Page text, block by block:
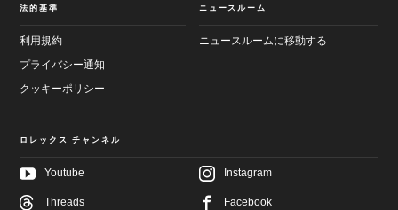
法的基準
利用規約
プライバシー通知
クッキーポリシー
ニュースルーム
ニュースルームに移動する
ロレックス チャンネル
Youtube Instagram
Threads Facebook